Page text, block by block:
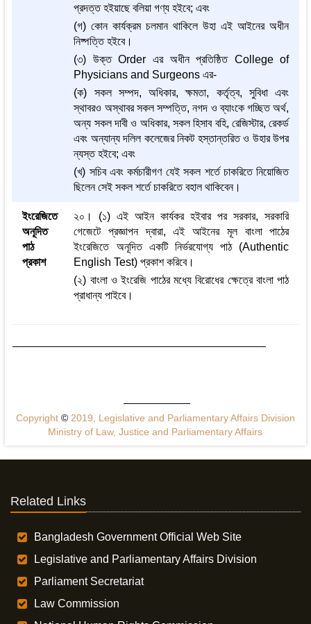
প্রদত্ত হইয়াছে বলিয়া গণ্য হইবে; এবং
(গ) কোন কার্যক্রম চলমান থাকিলে উহা এই আইনের অধীন
নিষ্পত্তি হইবে।
(৩) উক্ত Order এর অধীন প্রতিষ্ঠিত College of
Physicians and Surgeons এর-
(ক) সকল সম্পদ, অধিকার, ক্ষমতা, কর্তৃত্ব, সুবিধা এবং
স্থাবরও অস্থাবর সকল সম্পত্তি, নগদ ও ব্যাংকে গচ্ছিত অর্থ,
অন্য সকল দাবী ও অধিকার, সকল হিসাব বহি, রেজিস্টার, রেকর্ড
এবং অন্যান্য দলিল কলেজের নিকট হস্তান্তরিত ও উহার উপর
ন্যস্ত হইবে; এবং
(খ) সচিব এবং কর্মচারীগণ যেই সকল শর্তে চাকরিতে নিয়োজিত
ছিলেন সেই সকল শর্তে চাকরিতে বহাল থাকিবেন।
ইংরেজিতে
অনূদিত
পাঠ
প্রকাশ
২০। (১) এই আইন কার্যকর হইবার পর সরকার, সরকারি
গেজেটে প্রজ্ঞাপন দ্বারা, এই আইনের মূল বাংলা পাঠের
ইংরেজিতে অনূদিত একটি নির্ভরযোগ্য পাঠ (Authentic
English Test) প্রকাশ করিবে।
(২) বাংলা ও ইংরেজি পাঠের মধ্যে বিরোধের ক্ষেত্রে বাংলা পাঠ
প্রাধান্য পাইবে।
Copyright ©2019, Legislative and Parliamentary Affairs Division
Ministry of Law, Justice and Parliamentary Affairs
Related Links
Bangladesh Government Official Web Site
Legislative and Parliamentary Affairs Division
Parliament Secretariat
Law Commission